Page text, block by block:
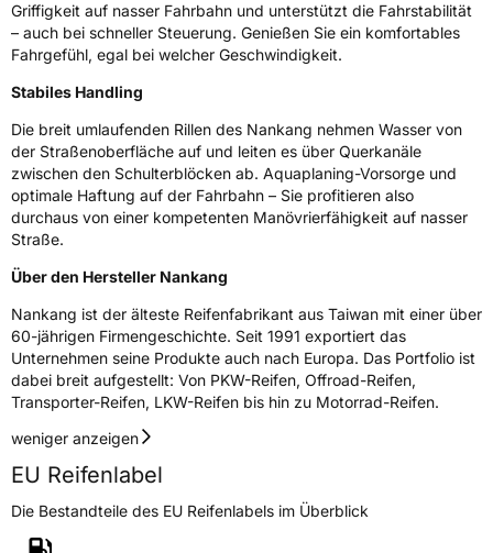
Zustand Neureifen
EU Label
Effizienz C
Nasshaftung
Rollgeräusch (dB)72
FahrzeugklasseC1
3PMSF / Schneeflockensymbol / Alpine-Symbol
EisgripNein
EPREL ID438871
Griffigkeit auf nasser Fahrbahn und unterstützt die Fahrstabilität
– auch bei schneller Steuerung. Genießen Sie ein komfortables
Fahrgefühl, egal bei welcher Geschwindigkeit.
Stabiles Handling
Die breit umlaufenden Rillen des Nankang nehmen Wasser von
der Straßenoberfläche auf und leiten es über Querkanäle
zwischen den Schulterblöcken ab. Aquaplaning-Vorsorge und
optimale Haftung auf der Fahrbahn – Sie profitieren also
durchaus von einer kompetenten Manövrierfähigkeit auf nasser
Straße.
Über den Hersteller Nankang
Nankang ist der älteste Reifenfabrikant aus Taiwan mit einer über
60-jährigen Firmengeschichte. Seit 1991 exportiert das
Unternehmen seine Produkte auch nach Europa. Das Portfolio ist
dabei breit aufgestellt: Von PKW-Reifen, Offroad-Reifen,
Transporter-Reifen, LKW-Reifen bis hin zu Motorrad-Reifen.
weniger anzeigen
EU Reifenlabel
Die Bestandteile des EU Reifenlabels im Überblick